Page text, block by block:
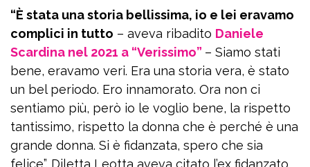
“È stata una storia bellissima, io e lei eravamo
complici in tutto – aveva ribadito Daniele
Scardina nel 2021 a “Verissimo” – Siamo stati
bene, eravamo veri. Era una storia vera, è stato
un bel periodo. Ero innamorato. Ora non ci
sentiamo più, però io le voglio bene, la rispetto
tantissimo, rispetto la donna che è perché è una
grande donna. Si è fidanzata, spero che sia
felice”. Diletta Leotta aveva citato l’ex fidanzato